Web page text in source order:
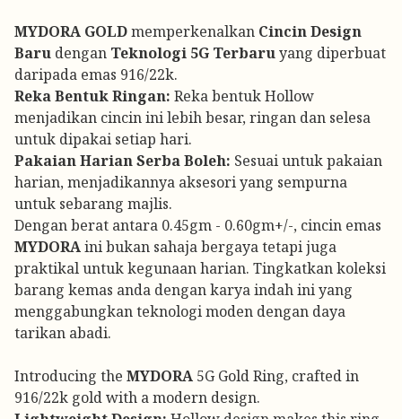
MYDORA GOLDmemperkenalkan Cincin Design
Baru dengan Teknologi 5G Terbaruyang diperbuat
daripada emas 916/22k.
Reka Bentuk Ringan: Reka bentuk Hollow
menjadikan cincin ini lebih besar, ringan dan selesa
untuk dipakai setiap hari.
Pakaian Harian Serba Boleh: Sesuai untuk pakaian
harian, menjadikannya aksesori yang sempurna
untuk sebarang majlis.
Dengan berat antara 0.45gm - 0.60gm+/-, cincin emas
MYDORAini bukan sahaja bergaya tetapi juga
praktikal untuk kegunaan harian. Tingkatkan koleksi
barang kemas anda dengan karya indah ini yang
menggabungkan teknologi moden dengan daya
tarikan abadi.
Introducing the MYDORA 5G Gold Ring, crafted in
916/22k gold with a modern design.